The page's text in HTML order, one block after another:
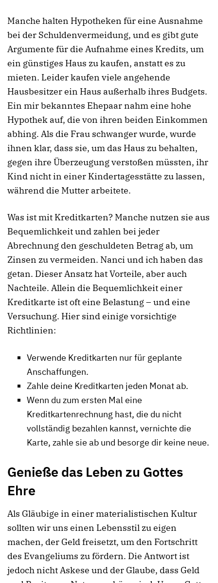
Manche halten Hypotheken für eine Ausnahme
bei der Schuldenvermeidung, und es gibt gute
Argumente für die Aufnahme eines Kredits, um
ein günstiges Haus zu kaufen, anstatt es zu
mieten. Leider kaufen viele angehende
Hausbesitzer ein Haus außerhalb ihres Budgets.
Ein mir bekanntes Ehepaar nahm eine hohe
Hypothek auf, die von ihren beiden Einkommen
abhing. Als die Frau schwanger wurde, wurde
ihnen klar, dass sie, um das Haus zu behalten,
gegen ihre Überzeugung verstoßen müssten, ihr
Kind nicht in einer Kindertagesstätte zu lassen,
während die Mutter arbeitete.
Was ist mit Kreditkarten? Manche nutzen sie aus
Bequemlichkeit und zahlen bei jeder
Abrechnung den geschuldeten Betrag ab, um
Zinsen zu vermeiden. Nanci und ich haben das
getan. Dieser Ansatz hat Vorteile, aber auch
Nachteile. Allein die Bequemlichkeit einer
Kreditkarte ist oft eine Belastung – und eine
Versuchung. Hier sind einige vorsichtige
Richtlinien:
Verwende Kreditkarten nur für geplante
Anschaffungen.
Zahle deine Kreditkarten jeden Monat ab.
Wenn du zum ersten Mal eine
Kreditkartenrechnung hast, die du nicht
vollständig bezahlen kannst, vernichte die
Karte, zahle sie ab und besorge dir keine neue.
Genieße das Leben zu Gottes
Ehre
Als Gläubige in einer materialistischen Kultur
sollten wir uns einen Lebensstil zu eigen
machen, der Geld freisetzt, um den Fortschritt
des Evangeliums zu fördern. Die Antwort ist
jedoch nicht Askese und der Glaube, dass Geld